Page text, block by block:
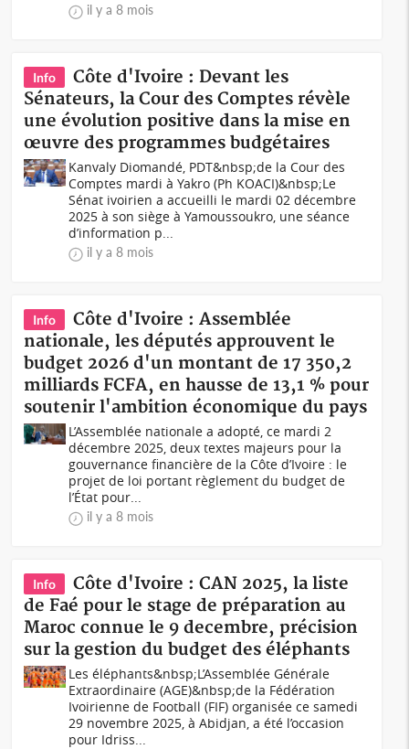
il y a 8 mois
Info
Côte d'Ivoire : Devant les
Sénateurs, la Cour des Comptes révèle
une évolution positive dans la mise en
œuvre des programmes budgétaires
Kanvaly Diomandé, PDT&nbsp;de la Cour des
Comptes mardi à Yakro (Ph KOACI)&nbsp;Le
Sénat ivoirien a accueilli le mardi 02 décembre
2025 à son siège à Yamoussoukro, une séance
d’information p...
il y a 8 mois
Info
Côte d'Ivoire : Assemblée
nationale, les députés approuvent le
budget 2026 d'un montant de 17 350,2
milliards FCFA, en hausse de 13,1 % pour
soutenir l'ambition économique du pays
L’Assemblée nationale a adopté, ce mardi 2
décembre 2025, deux textes majeurs pour la
gouvernance financière de la Côte d’Ivoire : le
projet de loi portant règlement du budget de
l’État pour...
il y a 8 mois
Info
Côte d'Ivoire : CAN 2025, la liste
de Faé pour le stage de préparation au
Maroc connue le 9 decembre, précision
sur la gestion du budget des éléphants
Les éléphants&nbsp;L’Assemblée Générale
Extraordinaire (AGE)&nbsp;de la Fédération
Ivoirienne de Football (FIF) organisée ce samedi
29 novembre 2025, à Abidjan, a été l’occasion
pour Idriss...